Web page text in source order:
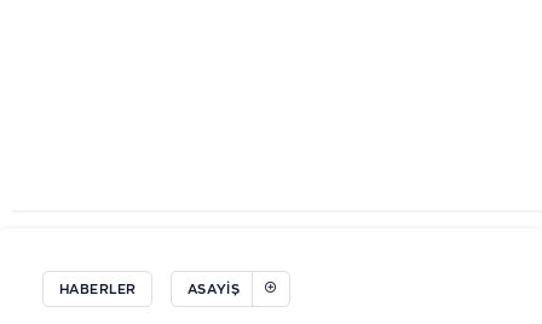
HABERLER ASAYİŞ